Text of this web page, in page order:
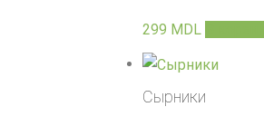
299 MDL
Сырники